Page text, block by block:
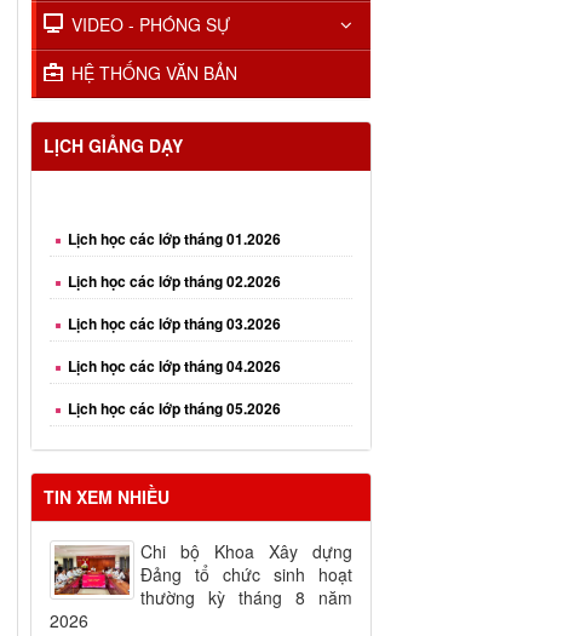
VIDEO - PHÓNG SỰ
HỆ THỐNG VĂN BẢN
LỊCH GIẢNG DẠY
Lịch học các lớp tháng 01.2026
Lịch học các lớp tháng 03.2026
Lịch học các lớp tháng 04.2026
Lịch học các lớp tháng 05.2026
Lịch học các lớp tháng 06.2026
TIN XEM NHIỀU
Chi bộ Khoa Xây dựng
Đảng tổ chức sinh hoạt
thường kỳ tháng 8 năm
2026